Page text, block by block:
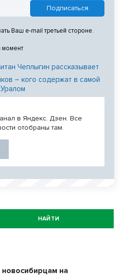
Ваш e-mail третьей стороне.
момент
Чеплыгин рассказывает
– кого содержат в самой
в Яндекс. Дзен. Все
отобраны там.
НАЙТИ
на